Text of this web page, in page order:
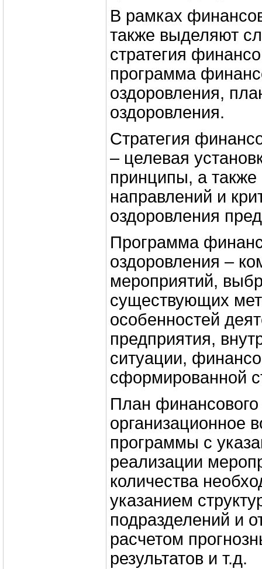
В рамках
также выделяют
стратегия
программа
оздоровления,
оздоровления.
Стратегия
– целевая
принципы, а также
направлений и
оздоровления
Программа
оздоровления –
мероприятий,
существующих
особенностей
предприятия,
ситуации,
сформированной
План
организационное
программы с
реализации
количества
указанием
подразделений и
расчетом
результатов и т.д.